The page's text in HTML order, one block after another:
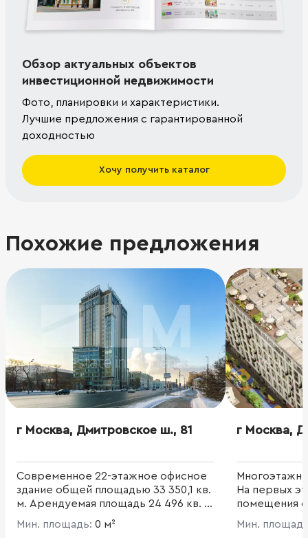
Обзор актуальных объектов
инвестиционной недвижимости
Фото, планировки и характеристики.
Лучшие предложения с гарантированной
доходностью
Хочу получить каталог
Похожие предложения
г Москва, Дмитровское ш., 81
Современное 22-этажное офисное
здание общей площадью 33 350,1 кв.
м. Арендуемая площадь 24 496 кв. м.
При отделке помещений, фасада и
зон общего пользования
Мин. площадь: 0 м²
г Москва,
На первых
помещения
Мин.